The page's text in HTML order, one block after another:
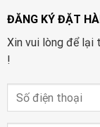
ĐĂNG KÝ ĐẶT
Xin vui lòng để lại
!